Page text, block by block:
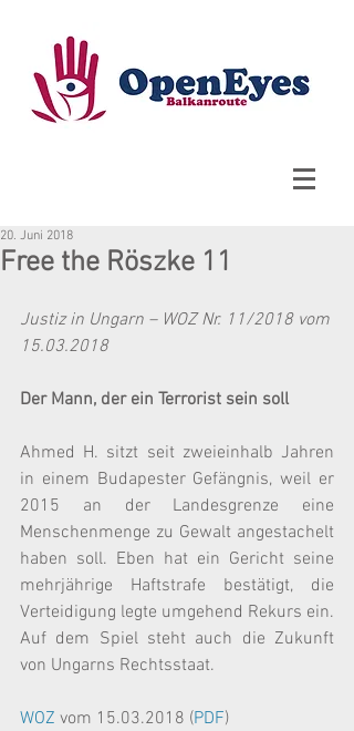
Free the Röszke 11
20. Juni 2018
Justiz in Ungarn – WOZ Nr. 11/2018 vom
15.03.2018
Der Mann, der ein Terrorist sein soll
Ahmed H. sitzt seit zweieinhalb Jahren
in einem Budapester Gefängnis, weil er
2015 an der Landesgrenze eine
Menschenmenge zu Gewalt angestachelt
haben soll. Eben hat ein Gericht seine
mehrjährige Haftstrafe bestätigt, die
Verteidigung legte umgehend Rekurs ein.
Auf dem Spiel steht auch die Zukunft
von Ungarns Rechtsstaat.
WOZ vom 15.03.2018 (PDF)